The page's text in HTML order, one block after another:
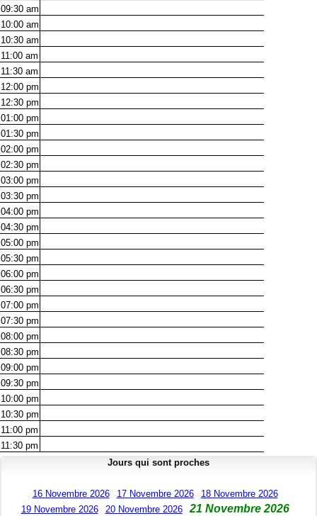
09:30 am
10:00 am
10:30 am
11:00 am
11:30 am
12:00 pm
12:30 pm
01:00 pm
01:30 pm
02:00 pm
02:30 pm
03:00 pm
03:30 pm
04:00 pm
04:30 pm
05:00 pm
05:30 pm
06:00 pm
06:30 pm
07:00 pm
07:30 pm
08:00 pm
08:30 pm
09:00 pm
09:30 pm
10:00 pm
10:30 pm
11:00 pm
11:30 pm
Jours qui sont proches
16 Novembre 2026 17 Novembre 2026
18 Novembre 2026
19 Novembre 2026
20 Novembre 2026 21 Novembre 2026